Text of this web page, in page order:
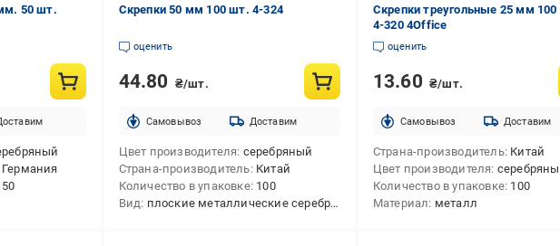
50 шт.
Германия
50
Скрепки 50 мм 100 шт. 4-324
оценить
44.80 ₴/шт.
Cамовывоз Доставим
Цвет производителя серебряный
Страна-производитель Китай
Количество в упаковке 100
Вид плоские металлические серебристые
Скрепки треугольные 25 мм
4-320 4Office
оценить
13.60 ₴/шт.
Cамовывоз Доставим
Страна-производитель Китай
Цвет производителя
Количество в упаковке 100
Материал металл